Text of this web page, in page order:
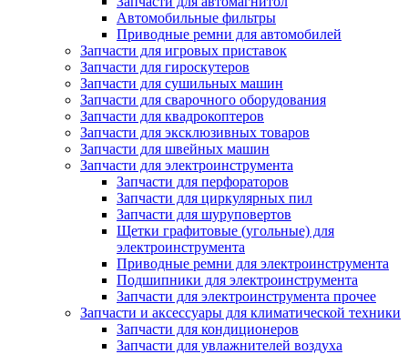
Автомобильные фильтры
Приводные ремни для автомобилей
Запчасти для игровых приставок
Запчасти для гироскутеров
Запчасти для сушильных машин
Запчасти для сварочного оборудования
Запчасти для квадрокоптеров
Запчасти для эксклюзивных товаров
Запчасти для швейных машин
Запчасти для электроинструмента
Запчасти для перфораторов
Запчасти для циркулярных пил
Запчасти для шуруповертов
Щетки графитовые (угольные) для
электроинструмента
Приводные ремни для электроинструмента
Подшипники для электроинструмента
Запчасти для электроинструмента прочее
Запчасти и аксессуары для климатической техники
Запчасти для кондиционеров
Запчасти для увлажнителей воздуха